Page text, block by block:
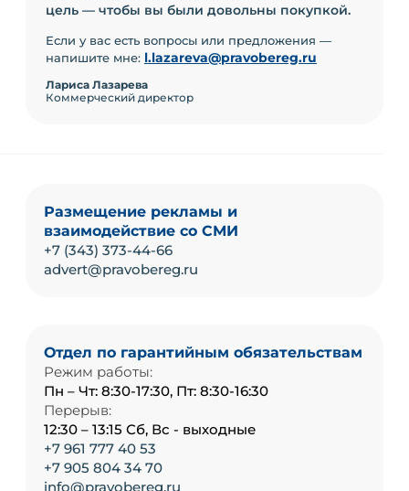
цель — чтобы вы были довольны покупкой.
Если у вас есть вопросы или предложения —
напишите мне: l.lazareva@pravobereg.ru
Лариса Лазарева
Коммерческий директор
Размещение рекламы и
взаимодействие со СМИ
+7 (343) 373-44-66
advert@pravobereg.ru
Отдел по гарантийным обязательствам
Режим работы:
Пн – Чт: 8:30-17:30, Пт: 8:30-16:30
Перерыв:
12:30 – 13:15 Сб, Вс - выходные
+7 961 777 40 53
+7 905 804 34 70
info@pravobereg.ru